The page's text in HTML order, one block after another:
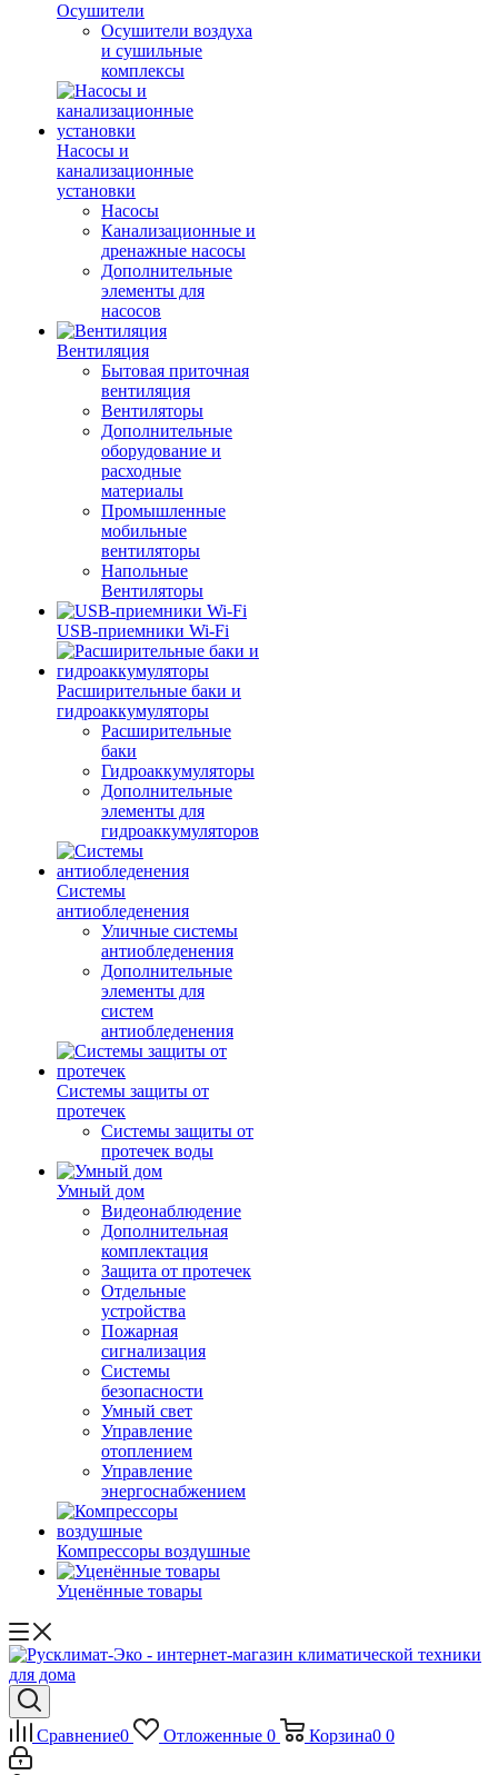
Осушители
Осушители воздуха
и сушильные
комплексы
Насосы и
канализационные
установки
Насосы
Канализационные и
дренажные насосы
Дополнительные
элементы для
насосов
Вентиляция
Бытовая приточная
вентиляция
Вентиляторы
Дополнительные
оборудование и
расходные
материалы
Промышленные
мобильные
вентиляторы
Напольные
Вентиляторы
USB-приемники Wi-Fi
Расширительные баки и
гидроаккумуляторы
Расширительные
баки
Гидроаккумуляторы
Дополнительные
элементы для
гидроаккумуляторов
Системы
антиобледенения
Уличные системы
антиобледенения
Дополнительные
элементы для
систем
антиобледенения
Системы защиты от
протечек
Системы защиты от
протечек воды
Умный дом
Видеонаблюдение
Дополнительная
комплектация
Защита от протечек
Отдельные
устройства
Пожарная
сигнализация
Системы
безопасности
Умный свет
Управление
отоплением
Управление
энергоснабжением
Компрессоры воздушные
Уценённые товары
Сравнение0 Отложенные 0 Корзина0 0